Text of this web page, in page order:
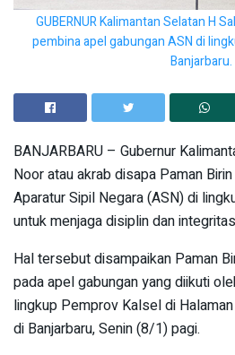
GUBERNUR Kalimantan Selatan H
pembina apel gabungan ASN di
Banjarbaru.
BANJARBARU – Gubernur
Noor atau akrab disapa Paman
Aparatur Sipil Negara (ASN) di
untuk menjaga disiplin dan
Hal tersebut disampaikan Paman
pada apel gabungan yang diikuti
lingkup Pemprov Kalsel di
di Banjarbaru, Senin (8/1) pagi.